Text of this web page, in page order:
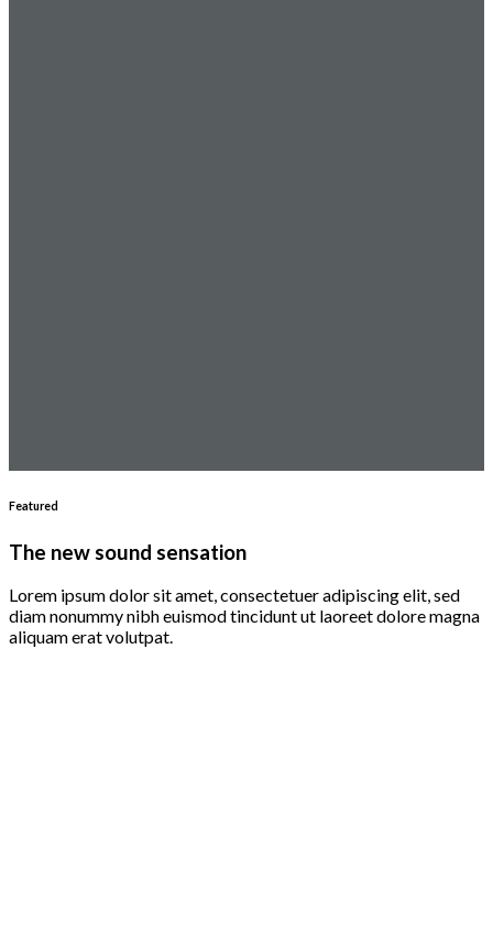
Featured
The new sound sensation
Lorem ipsum dolor sit amet, consectetuer adipiscing elit, sed
diam nonummy nibh euismod tincidunt ut laoreet dolore magna
aliquam erat volutpat.